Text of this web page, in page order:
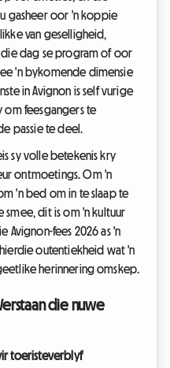
gasheer oor 'n koppie
van geselligheid,
dag se program of oor
'n bykomende dimensie
in Avignon is self vurige
om feesgangers te
passie te deel.
sy volle betekenis kry
ontmoetings. Om 'n
'n bed om in te slaap te
smee, dit is om 'n kultuur
Avignon-fees 2026 as 'n
outentiekheid wat 'n
herinnering omskep.
die nuwe
toeristeverblyf